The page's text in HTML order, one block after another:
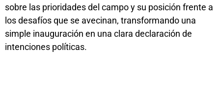
sobre las prioridades del campo y su posición frente a
los desafíos que se avecinan, transformando una
simple inauguración en una clara declaración de
intenciones políticas.